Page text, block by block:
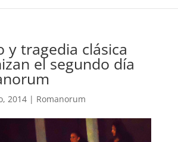
y tragedia clásica
el segundo día
2014| Romanorum